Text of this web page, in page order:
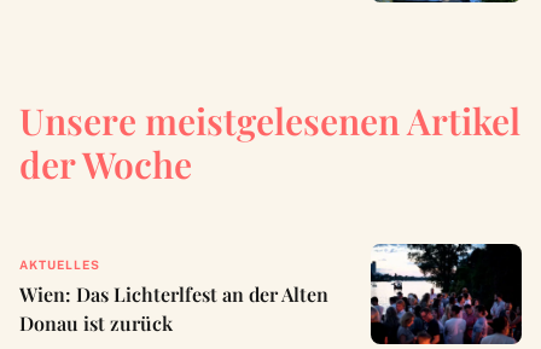
Unsere meistgelesenen Artikel
der Woche
AKTUELLES
Wien: Das Lichterlfest an der Alten
Donau ist zurück